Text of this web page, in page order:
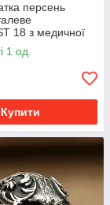
персень
18 з медичної
з Черепом
1 од.
Купити